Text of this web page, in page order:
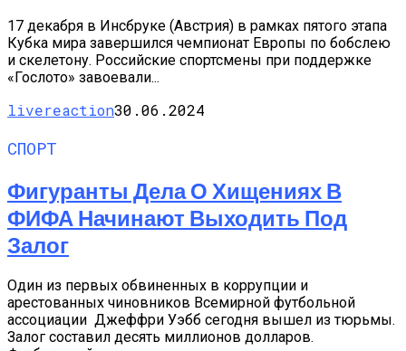
17 декабря в Инсбруке (Австрия) в рамках пятого этапа
Кубка мира завершился чемпионат Европы по бобслею
и скелетону. Российские спортсмены при поддержке
«Гослото» завоевали...
livereaction30.06.2024
СПОРТ
Фигуранты Дела О Хищениях В
ФИФА Начинают Выходить Под
Залог
Один из первых обвиненных в коррупции и
арестованных чиновников Всемирной футбольной
ассоциации Джеффри Уэбб сегодня вышел из тюрьмы.
Залог составил десять миллионов долларов.